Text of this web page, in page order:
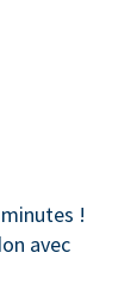
!
avec